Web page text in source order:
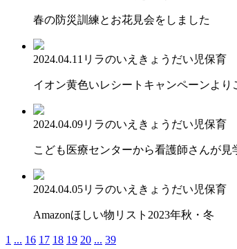
春の防災訓練とお花見会をしました
2024.04.11 リラのいえ きょうだい児保育
イオン黄色いレシートキャンペーンより
2024.04.09リラのいえ きょうだい児保育
こども医療センターから看護師さんが見
2024.04.05リラのいえ きょうだい児保育
Amazonほしい物リスト2023年秋・冬
1 ... 16 17 18 19 20 ... 39